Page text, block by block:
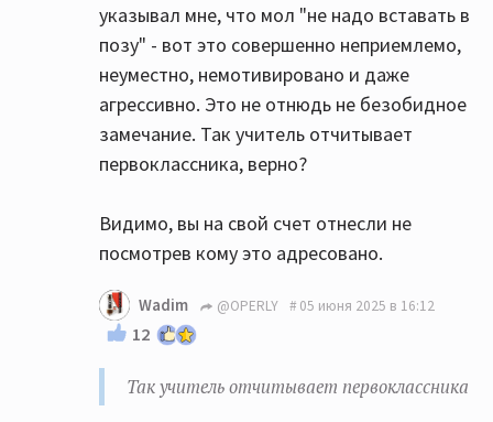
указывал мне, что мол "не надо вставать в
позу" - вот это совершенно неприемлемо,
неуместно, немотивировано и даже
агрессивно. Это не отнюдь не безобидное
замечание. Так учитель отчитывает
первоклассника, верно?
Видимо, вы на свой счет отнесли не
посмотрев кому это адресовано.
Wadim @OPERLY 05 июня 2025 в 16:12
12
Так учитель отчитывает первоклассника